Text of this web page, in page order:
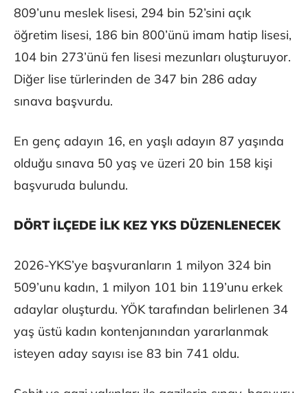
809’unu meslek lisesi, 294 bin 52’sini açık
öğretim lisesi, 186 bin 800’ünü imam hatip lisesi,
104 bin 273’ünü fen lisesi mezunları oluşturuyor.
Diğer lise türlerinden de 347 bin 286 aday
sınava başvurdu.
En genç adayın 16, en yaşlı adayın 87 yaşında
olduğu sınava 50 yaş ve üzeri 20 bin 158 kişi
başvuruda bulundu.
DÖRT İLÇEDE İLK KEZ YKS DÜZENLENECEK
2026-YKS’ye başvuranların 1 milyon 324 bin
509’unu kadın, 1 milyon 101 bin 119’unu erkek
adaylar oluşturdu. YÖK tarafından belirlenen 34
yaş üstü kadın kontenjanından yararlanmak
isteyen aday sayısı ise 83 bin 741 oldu.